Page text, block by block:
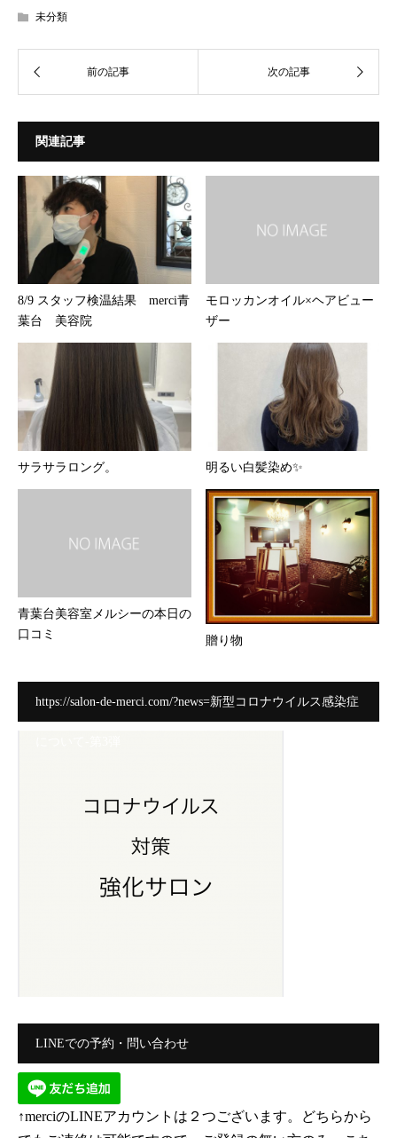
未分類
関連記事
8/9 スタッフ検温結果 merci青
葉台 美容院
モロッカンオイル×ヘアビュー
ザー
サラサラロング。 明るい白髪染め✨
青葉台美容室メルシーの本日の
口コミ
贈り物
https://salon-de-merci.com/?news=新型コロナウイルス感染症
LINEでの予約・問い合わせ
↑merciのLINEアカウントは２つございます。どちらから